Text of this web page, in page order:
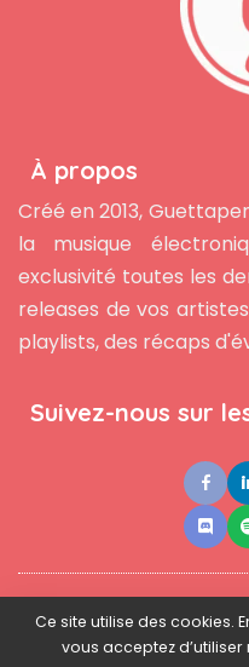
À propos
Créé en 2013,
la musique
exclusivité toutes les
releases de vos
playlists, des récaps
Suivez-nous sur
Contact ●Newsletter
Ce site utilise des cookies.
vous acceptez